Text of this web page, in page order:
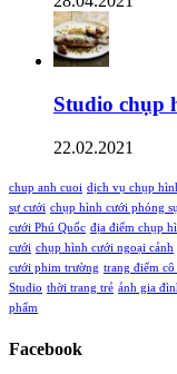
Studio chụp
22.02.2021
chup anh cuoi dịch vụ chụp
sự cưới chụp hình cưới phóng
cưới Phú Quốc địa điểm chụp
cưới chụp hình cưới ngoại cảnh
cưới phim trường trang điểm cô
Studio thời trang trẻ ảnh gia
phẩm
Facebook